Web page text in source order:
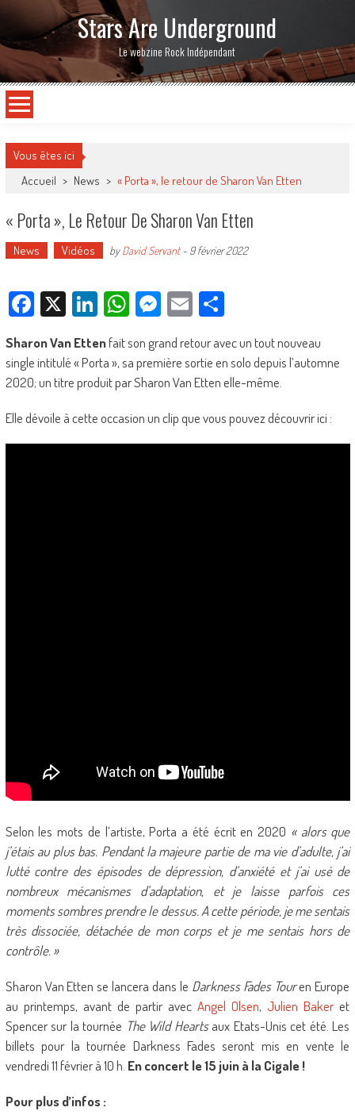
Stars Are Underground
Le webzine Rock Indépendant
Vous êtes ici
Accueil > News > « Porta », le retour de Sharon Van Etten
« Porta », Le Retour De Sharon Van Etten
News Vidéos byDavid Servant- 9 février 2022
Facebook
X LinkedIn
WhatsApp
Messenger
EmailPartager
Sharon Van Ettenfait son grand retour avec un tout nouveau
single intitulé « Porta », sa première sortie en solo depuis l’automne
2020; un titre produit par Sharon Van Etten elle-même.
Elle dévoile à cette occasion un clip que vous pouvez découvrir ici :
Selon les mots de l’artiste, Porta a été écrit en 2020 « alors que
j’étais au plus bas. Pendant la majeure partie de ma vie d’adulte, j’ai
lutté contre des épisodes de dépression, d’anxiété et j’ai usé de
nombreux mécanismes d’adaptation, et je laisse parfois ces
moments sombres prendre le dessus. A cette période, je me sentais
très dissociée, détachée de mon corps et je me sentais hors de
contrôle. »
Sharon Van Etten se lancera dans le Darkness Fades Touren Europe
au printemps, avant de partir avecAngel Olsen, Julien Bakeret
Spencer sur la tournée The Wild Heartsaux Etats-Unis cet été. Les
billets pour la tournée Darkness Fades seront mis en vente le
vendredi 11 février à 10 h. En concert le 15 juin à la Cigale !
Pour plus d’infos :